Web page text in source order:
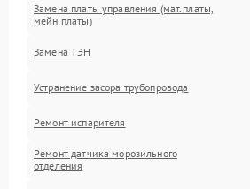
Замена платы управления (мат.платы,
мейн платы)
Замена ТЭН
Устранение засора трубопровода
Ремонт испарителя
Ремонт датчика морозильного
отделения